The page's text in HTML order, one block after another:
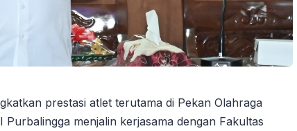
prestasi atlet terutama di Pekan Olahraga
menjalin kerjasama dengan Fakultas